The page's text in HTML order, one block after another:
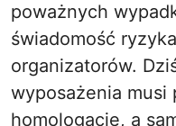
poważnych
świadomość
organizatorów.
wyposażenia musi
homologację, a